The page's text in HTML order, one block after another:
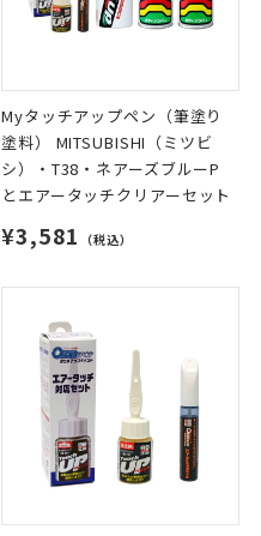
Myタッチアップペン（筆塗り
塗料） MITSUBISHI（ミツビ
シ）・T38・ネアーズブルーP
とエアータッチクリアーセット
¥3,581 （税込）